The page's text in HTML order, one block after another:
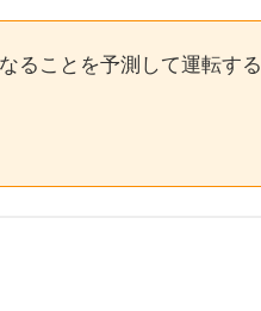
ることを予測して運転する